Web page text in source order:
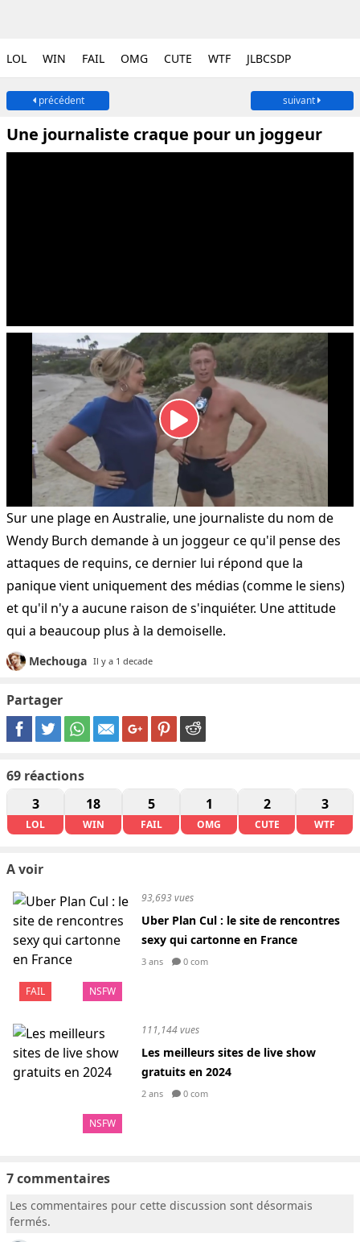
LOL WIN FAIL OMG CUTE WTF JLBCSDP
précédent suivant
Une journaliste craque pour un joggeur
Sur une plage en Australie, une journaliste du nom de
Wendy Burch demande à un joggeur ce qu'il pense des
attaques de requins, ce dernier lui répond que la
panique vient uniquement des médias (comme le siens)
et qu'il n'y a aucune raison de s'inquiéter. Une attitude
qui a beaucoup plus à la demoiselle.
Mechouga Il y a 1 decade
Partager
69 réactions
3
LOL
18
WIN
5
FAIL
1
OMG
2
CUTE
3
WTF
A voir
FAIL NSFW
93,693 vues
Uber Plan Cul : le site de rencontres
sexy qui cartonne en France
3 ans 0 com
NSFW
111,144 vues
Les meilleurs sites de live show
gratuits en 2024
2 ans 0 com
7 commentaires
Les commentaires pour cette discussion sont désormais
fermés.